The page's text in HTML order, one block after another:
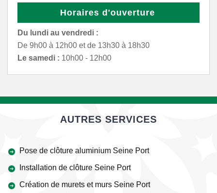
Horaires d'ouverture
Du lundi au vendredi :
De 9h00 à 12h00 et de 13h30 à 18h30
Le samedi : 10h00 - 12h00
AUTRES SERVICES
Pose de clôture aluminium Seine Port
Installation de clôture Seine Port
Création de murets et murs Seine Port